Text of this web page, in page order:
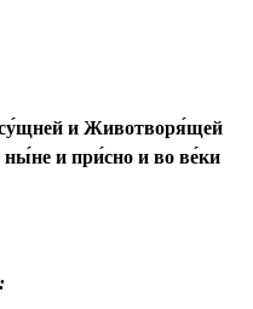
и Животворя́щей
ны́не и при́сно и во ве́ки